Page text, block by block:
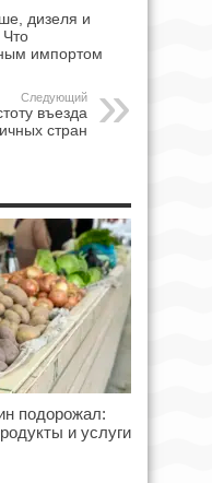
дизеля и
импортом
Следующий
въезда
стран
подорожал:
и услуги